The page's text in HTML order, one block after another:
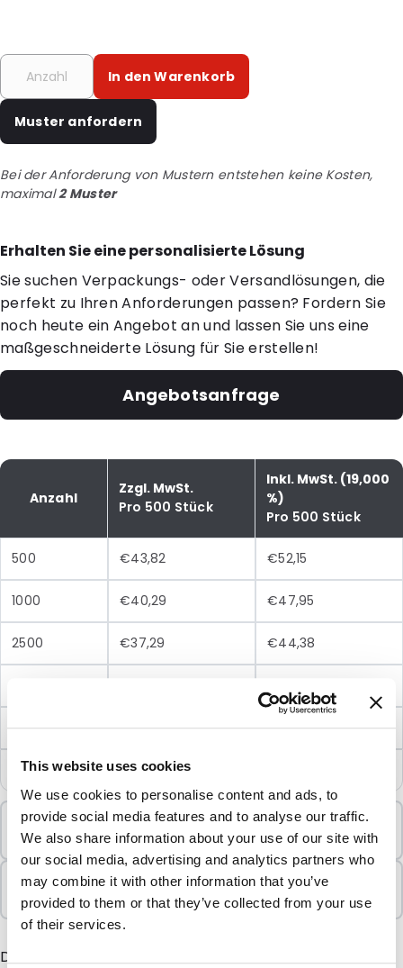
This website uses cookies
We use cookies to personalise content and ads, to
provide social media features and to analyse our traffic.
We also share information about your use of our site with
our social media, advertising and analytics partners who
may combine it with other information that you’ve
provided to them or that they’ve collected from your use
of their services.
In den Warenkorb
Muster anfordern
Bei der Anforderung von Mustern entstehen keine Kosten,
maximal2 Muster
Erhalten Sie eine personalisierte Lösung
Sie suchen Verpackungs- oder Versandlösungen, die
perfekt zu Ihren Anforderungen passen? Fordern Sie
noch heute ein Angebot an und lassen Sie uns eine
maßgeschneiderte Lösung für Sie erstellen!
Angebotsanfrage
Anzahl
Zzgl. MwSt.
Pro 500 Stück
Inkl. MwSt. (19,000
%)
Pro 500 Stück
500 €43,82 €52,15
1000 €40,29 €47,95
2500 €37,29 €44,38
10000 €33,37 €39,71
20000 €29,25
Mindestbestellung
500 Einheiten
In Paketen verkauft
500 Einheiten
Die weissen Papierumschläge PIMM sind für allerlei